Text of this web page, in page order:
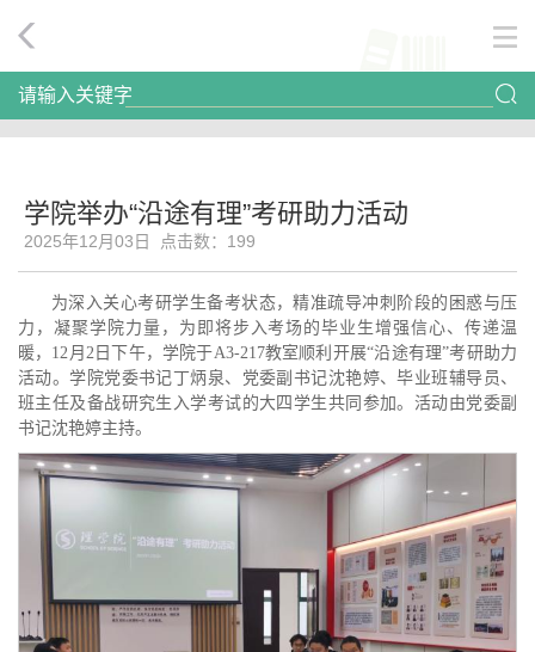
请输入关键字
学院举办“沿途有理”考研助力活动
2025年12月03日 点击数： 199
为深入关心考研学生备考状态，精准疏导冲刺阶段的困惑与压
力，凝聚学院力量，为即将步入考场的毕业生增强信心、传递温
暖，12月2日下午，学院于A3-217教室顺利开展“沿途有理”考研助力
活动。学院党委书记丁炳泉、党委副书记沈艳婷、毕业班辅导员、
班主任及备战研究生入学考试的大四学生共同参加。活动由党委副
书记沈艳婷主持。